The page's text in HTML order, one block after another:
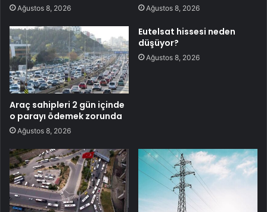
Ağustos 8, 2026 Ağustos 8, 2026
Araç sahipleri 2 gün içinde
o parayı ödemek zorunda
Ağustos 8, 2026
Eutelsat hissesi neden
düşüyor?
Ağustos 8, 2026